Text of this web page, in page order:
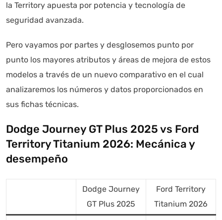
la Territory apuesta por potencia y tecnología de
seguridad avanzada.
Pero vayamos por partes y desglosemos punto por
punto los mayores atributos y áreas de mejora de estos
modelos a través de un nuevo comparativo en el cual
analizaremos los números y datos proporcionados en
sus fichas técnicas.
Dodge Journey GT Plus 2025 vs Ford
Territory Titanium 2026: Mecánica y
desempeño
Dodge Journey
GT Plus 2025
Ford Territory
Titanium 2026